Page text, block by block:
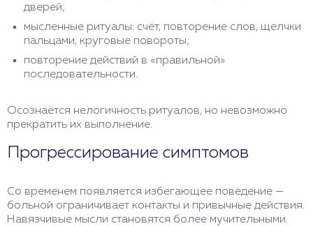
дверей;
мысленные ритуалы: счёт, повторение слов, щелчки
пальцами, круговые повороты;
повторение действий в «правильной»
последовательности.
Осознаётся нелогичность ритуалов, но невозможно
прекратить их выполнение.
Прогрессирование симптомов
Со временем появляется избегающее поведение —
больной ограничивает контакты и привычные действия.
Навязчивые мысли становятся более мучительными.